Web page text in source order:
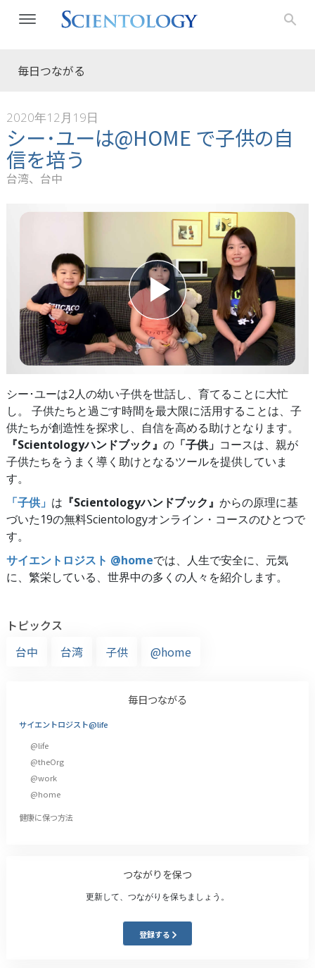
毎日つながる
2020年12月19日
シー･ユーは@HOME で子供の自
信を培う
台湾、台中
シー･ユーは2人の幼い子供を世話し、育てることに大忙
し。 子供たちと過ごす時間を最大限に活用することは、子
供たちが創造性を探求し、自信を高める助けとなります。
『Scientologyハンドブック』 の 「子供」 コースは、親が
子供たちをうまく導く助けとなるツールを提供していま
す。
「子供」 は 『Scientologyハンドブック』 からの原理に基
づいた19の無料Scientologyオンライン・コースのひとつで
す。
サイエントロジスト @homeでは、人生で安全に、元気
に、繁栄している、世界中の多くの人々を紹介します。
トピックス
台中
台湾 子供 @home
毎日つながる
サイエントロジスト@life
@life
@theOrg
@work
@home
健康に保つ方法
つながりを保つ
更新して、つながりを保ちましょう。
登録する